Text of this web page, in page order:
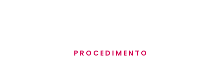
PROCEDIMENTO